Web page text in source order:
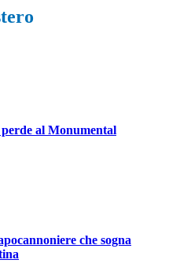
al Monumental
che sogna